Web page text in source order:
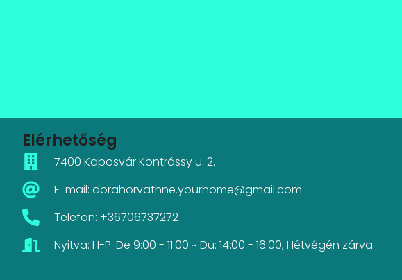
Elérhetőség
7400 Kaposvár Kontrássy u. 2.
E-mail: dorahorvathne.yourhome@gmail.com
Telefon: +36706737272
Nyitva: H-P: De 9:00 - 11:00 ~ Du: 14:00 - 16:00, Hétvégén zárva